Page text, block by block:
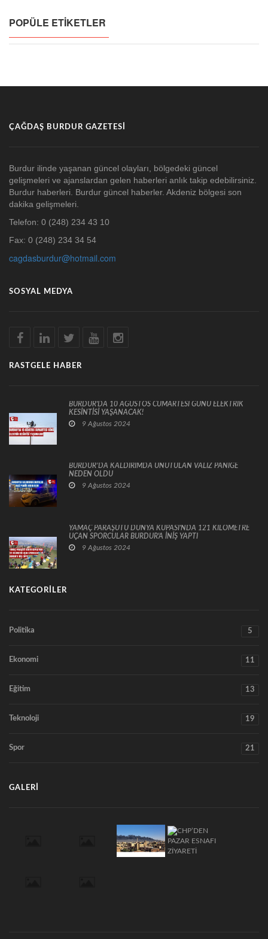
POPÜLE ETIKETLER
ÇAĞDAŞ BURDUR GAZETESI
Burdur ilinde yaşanan güncel olayları, bölgedeki güncel
gelişmeleri ve ajanslardan gelen haberleri anlık takip edebilirsiniz.
Burdur haberleri. Burdur güncel haberler. Akdeniz bölgesi son
dakika gelişmeleri.
Telefon: 0 (248) 234 43 10
Fax: 0 (248) 234 34 54
cagdasburdur@hotmail.com
SOSYAL MEDYA
RASTGELE HABER
BURDUR'DA 10 AĞUSTOS CUMARTESİ GÜNÜ ELEKTRİK
KESİNTİSİ YAŞANACAK!
9 Ağustos 2024
BURDUR’DA KALDIRIMDA UNUTULAN VALİZ PANİĞE
NEDEN OLDU
9 Ağustos 2024
YAMAÇ PARAŞÜTÜ DÜNYA KUPASI'NDA 121 KİLOMETRE
UÇAN SPORCULAR BURDUR'A İNİŞ YAPTI
9 Ağustos 2024
KATEGORILER
Politika 5
Ekonomi 11
Eğitim 13
Teknoloji 19
Spor 21
GALERI